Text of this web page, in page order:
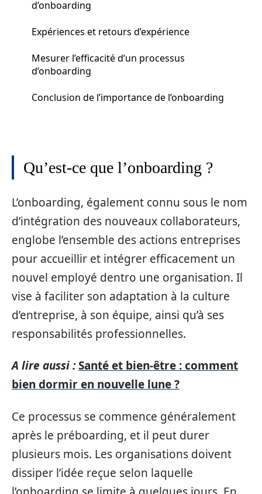
d’onboarding
Expériences et retours d’expérience
Mesurer l’efficacité d’un processus
d’onboarding
Conclusion de l’importance de l’onboarding
Qu’est-ce que l’onboarding ?
L’onboarding, également connu sous le nom
d’intégration des nouveaux collaborateurs,
englobe l’ensemble des actions entreprises
pour accueillir et intégrer efficacement un
nouvel employé dentro une organisation. Il
vise à faciliter son adaptation à la culture
d’entreprise, à son équipe, ainsi qu’à ses
responsabilités professionnelles.
A lire aussi :Santé et bien-être : comment
bien dormir en nouvelle lune ?
Ce processus se commence généralement
après le préboarding, et il peut durer
plusieurs mois. Les organisations doivent
dissiper l’idée reçue selon laquelle